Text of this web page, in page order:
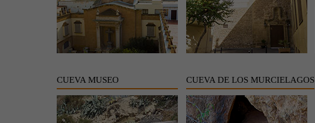
CUEVA MUSEO CUEVA DE LOS MURCIELAGOS